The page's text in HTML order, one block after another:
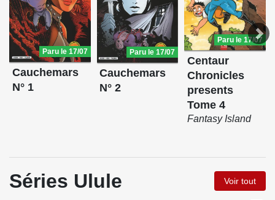
Paru le 17/07
Cauchemars
N° 1
Paru le 17/07
Cauchemars
N° 2
Paru le 17/07
Centaur
Chronicles
presents
Tome 4
Fantasy Island
Séries Ulule Voir tout